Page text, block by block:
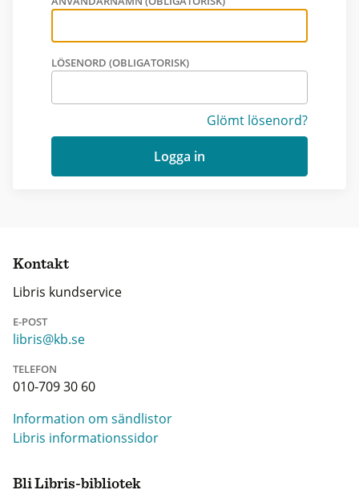
LÖSENORD (OBLIGATORISK)
Glömt lösenord?
Logga in
Kontakt
Libris kundservice
E-POST
libris@kb.se
TELEFON
010-709 30 60
Information om sändlistor
Libris informationssidor
Bli Libris-bibliotek